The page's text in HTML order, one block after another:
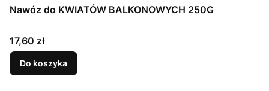
Nawóz do KWIATÓW BALKONOWYCH 250G
Cena
17,60 zł
Do koszyka